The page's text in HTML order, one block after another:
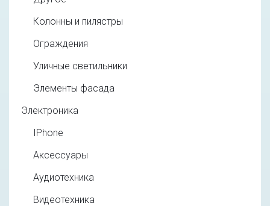
Колонны и пилястры
Ограждения
Уличные светильники
Элементы фасада
Электроника
IPhone
Аксессуары
Аудиотехника
Видеотехника